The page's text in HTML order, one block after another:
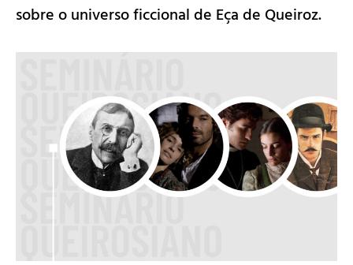
sobre o universo ficcional de Eça de Queiroz.